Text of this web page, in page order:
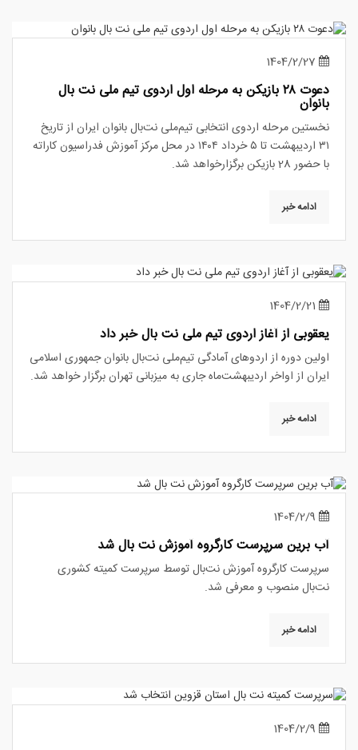
دعوت ۲۸ بازیکن به مرحله اول اردوی تیم ملی نت بال
بانوان
نخستین مرحله‌ اردوی انتخابی تیم‌ملی نت‌بال بانوان ایران از تاریخ
۳۱ اردیبهشت تا ۵ خرداد ۱۴۰۴ در محل مرکز آموزش فدراسیون کاراته
با حضور 28 بازیکن برگزارخواهد شد.
ادامه خبر
یعقوبی از آغاز اردوی تیم ملی نت بال خبر داد
اولین دوره از اردوهای آمادگی تیم‌ملی نت‌بال بانوان جمهوری اسلامی
ایران از اواخر اردیبهشت‌ماه جاری به میزبانی تهران برگزار خواهد شد.
ادامه خبر
آب برین سرپرست کارگروه آموزش نت بال شد
سرپرست کارگروه آموزش نت‌بال توسط سرپرست کمیته کشوری
نت‌بال منصوب و معرفی شد.
ادامه خبر